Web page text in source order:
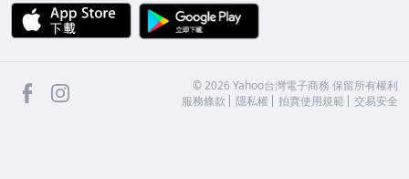
APP Store
facebook ©2026 Yahoo台灣電子商務 保留所有權利
服務條款
隱私權 拍賣使用規範 交易安全